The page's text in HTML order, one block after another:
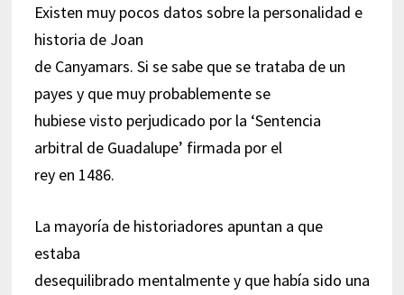
Existen muy pocos datos sobre la personalidad e
historia de Joan
de Canyamars. Si se sabe que se trataba de un
payes y que muy probablemente se
hubiese visto perjudicado por la ‘Sentencia
arbitral de Guadalupe’ firmada por el
rey en 1486.
La mayoría de historiadores apuntan a que
estaba
desequilibrado mentalmente y que había sido una